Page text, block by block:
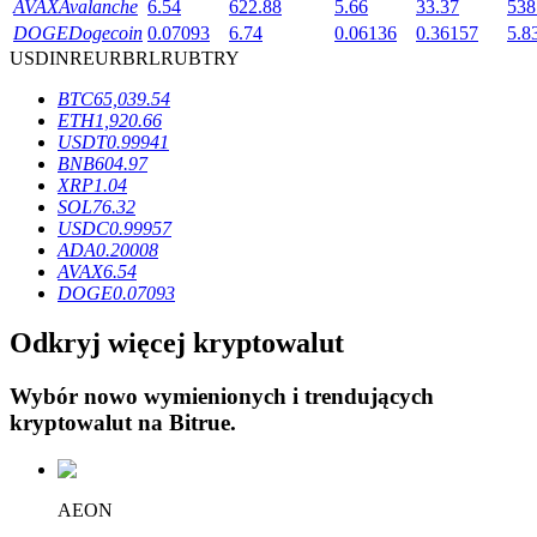
Blokady BTR
Ekskluzywne inwestycje dla posiadaczy BTR
Pożyczki
Usługa pożyczek wspieranych kryptowalutami
AVAXAvalanche 6.54 622.88 5.66 33.37
DOGEDogecoin 0.07093 6.74 0.06136 0.36157
USDINREURBRLRUBTRY
BTC65,039.54
ETH1,920.66
USDT0.99941
BNB604.97
XRP1.04
SOL76.32
USDC0.99957
ADA0.20008
AVAX6.54
DOGE0.07093
Odkryj więcej kryptowalut
Wybór nowo wymienionych i trendujących
kryptowalut na Bitrue.
AEON